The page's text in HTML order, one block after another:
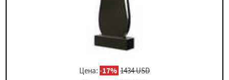
Цена: -17% 1434 USD